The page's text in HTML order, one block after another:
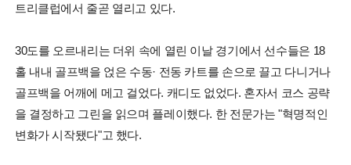
트리클럽에서 줄곧 열리고 있다.
30도를 오르내리는 더위 속에 열린 이날 경기에서 선수들은 18
홀 내내 골프백을 얹은 수동· 전동 카트를 손으로 끌고 다니거나
골프백을 어깨에 메고 걸었다. 캐디도 없었다. 혼자서 코스 공략
을 결정하고 그린을 읽으며 플레이했다. 한 전문가는 "혁명적인
변화가 시작됐다"고 했다.